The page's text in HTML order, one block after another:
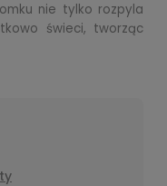
nie tylko rozpyla
świeci, tworząc